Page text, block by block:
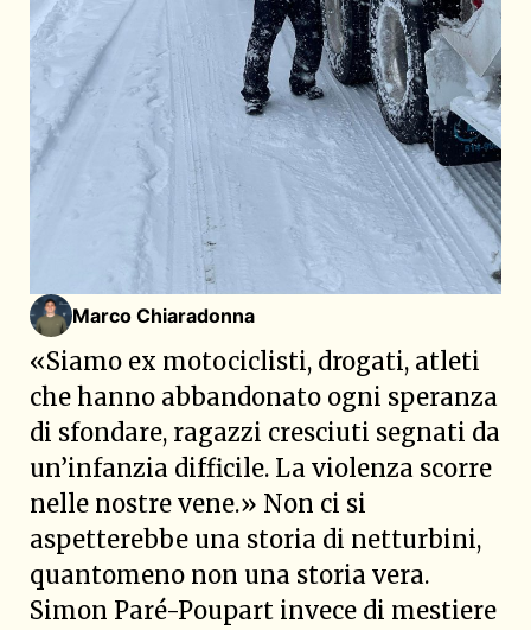
Marco Chiaradonna
«Siamo ex motociclisti, drogati, atleti
che hanno abbandonato ogni speranza
di sfondare, ragazzi cresciuti segnati da
un’infanzia difficile. La violenza scorre
nelle nostre vene.» Non ci si
aspetterebbe una storia di netturbini,
quantomeno non una storia vera.
Simon Paré-Poupart invece di mestiere